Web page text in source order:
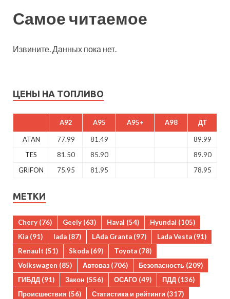
Самое читаемое
Извините. Данных пока нет.
ЦЕНЫ НА ТОПЛИВО
A92 A95 A95+ A98 ДТ
ATAN 77.99 81.49
89.99
TES
81.50 85.90
89.90
GRIFON
75.95 81.95 78.95
МЕТКИ
Chery (76) Geely (63) Haval (54) Hyundai (105)
Kia (91) lada (87) LAda Granta (97) Lada Vesta (91)
Renault (51) Skoda (69) Toyota (78)
Volkswagen (85) Автоваз (706) Безопасность (209)
ГИБДД (91) Закон (556) ОСАГО (49) ПДД (136)
Происшествия (56) Статистика и рейтинги (317)